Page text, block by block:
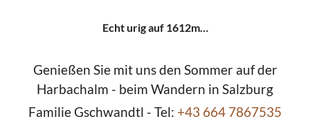
Echt urig auf 1612m…
Genießen Sie mit uns den Sommer auf der
Harbachalm - beim Wandern in Salzburg
Familie Gschwandtl - Tel: +43 664 7867535